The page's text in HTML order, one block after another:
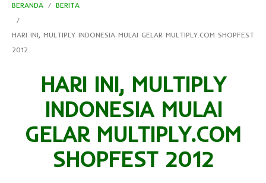
BERANDA BERITA
HARI INI, MULTIPLY INDONESIA MULAI GELAR MULTIPLY.COM SHOPFEST
2012
HARI INI, MULTIPLY
INDONESIA MULAI
GELAR MULTIPLY.COM
SHOPFEST 2012